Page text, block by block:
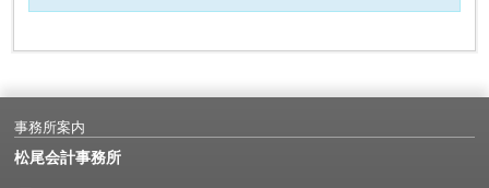
事務所案内
松尾会計事務所